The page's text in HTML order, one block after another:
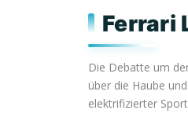
Ferrari
Die Debatte um
über die Haube
elektrifizierter